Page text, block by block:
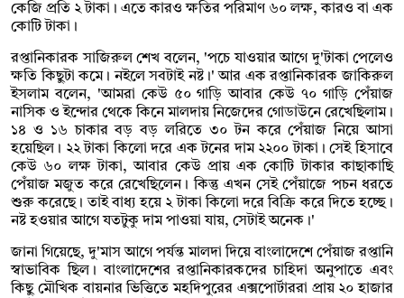
কেজি প্রতি ২ টাকা। এতে কারও ক্ষতির পরিমাণ ৬০ লক্ষ, কারও বা এক
কোটি টাকা।
রপ্তানিকারক সাজিরুল শেখ বলেন, 'পচে যাওয়ার আগে দু'টাকা পেলেও
ক্ষতি কিছুটা কমে। নইলে সবটাই নষ্ট।' আর এক রপ্তানিকারক জাকিরুল
ইসলাম বলেন, 'আমরা কেউ ৫০ গাড়ি আবার কেউ ৭০ গাড়ি পেঁয়াজ
নাসিক ও ইন্দোর থেকে কিনে মালদায় নিজেদের গোডাউনে রেখেছিলাম।
১৪ ও ১৬ চাকার বড় বড় লরিতে ৩০ টন করে পেঁয়াজ নিয়ে আসা
হয়েছিল। ২২ টাকা কিলো দরে এক টনের দাম ২২০০ টাকা। সেই হিসাবে
কেউ ৬০ লক্ষ টাকা, আবার কেউ প্রায় এক কোটি টাকার কাছাকাছি
পেঁয়াজ মজুত করে রেখেছিলেন। কিন্তু এখন সেই পেঁয়াজে পচন ধরতে
শুরু করেছে। তাই বাধ্য হয়ে ২ টাকা কিলো দরে বিক্রি করে দিতে হচ্ছে।
নষ্ট হওয়ার আগে যতটুকু দাম পাওয়া যায়, সেটাই অনেক।'
জানা গিয়েছে, দু'মাস আগে পর্যন্ত মালদা দিয়ে বাংলাদেশে পেঁয়াজ রপ্তানি
স্বাভাবিক ছিল। বাংলাদেশের রপ্তানিকারকদের চাহিদা অনুপাতে এবং
কিছু মৌখিক বায়নার ভিত্তিতে মহদিপুরের এক্সপোর্টাররা প্রায় ২০ হাজার